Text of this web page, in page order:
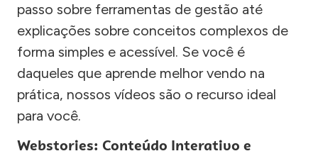
passo sobre ferramentas de gestão até
explicações sobre conceitos complexos de
forma simples e acessível. Se você é
daqueles que aprende melhor vendo na
prática, nossos vídeos são o recurso ideal
para você.
Webstories: Conteúdo Interativo e